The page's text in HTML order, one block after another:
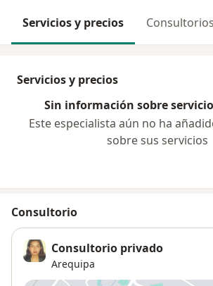
Servicios y precios Consultorios
Servicios y precios
Sin información sobre
Este especialista aún no ha
sobre sus servicios
Consultorio
Consultorio privado
Arequipa